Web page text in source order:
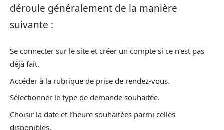
déroule généralement de la manière
suivante :
Se connecter sur le site et créer un compte si ce n’est pas
déjà fait.
Accéder à la rubrique de prise de rendez-vous.
Sélectionner le type de demande souhaitée.
Choisir la date et l’heure souhaitées parmi celles
disponibles.